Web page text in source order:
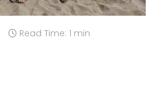
Read Time: 1 min